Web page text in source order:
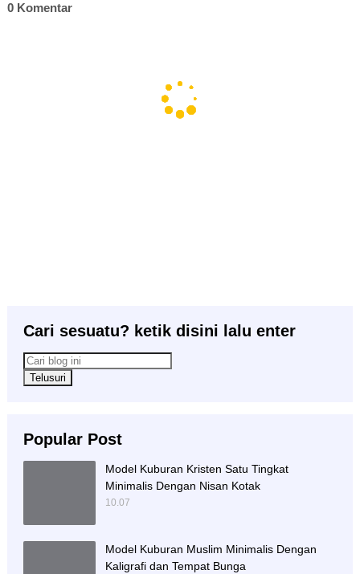
0 Komentar
Cari sesuatu? ketik disini lalu enter
Popular Post
Model Kuburan Kristen Satu Tingkat
Minimalis Dengan Nisan Kotak
10.07
Model Kuburan Muslim Minimalis Dengan
Kaligrafi dan Tempat Bunga